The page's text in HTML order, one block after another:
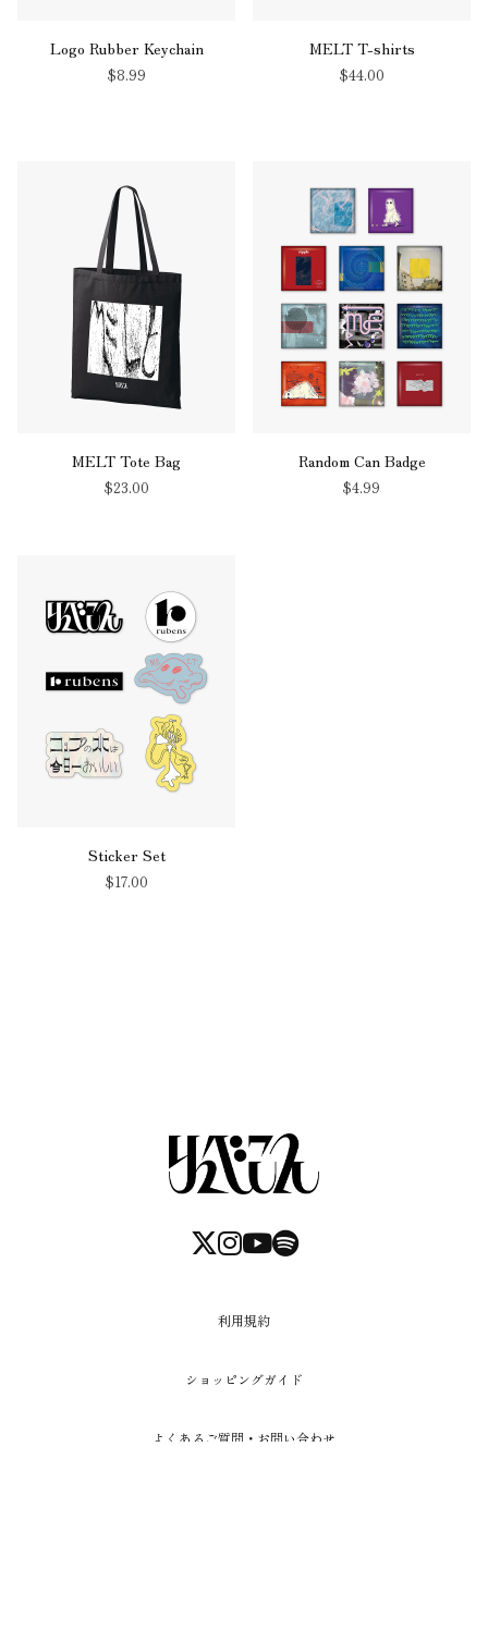
Logo Rubber Keychain
$‌8.99
MELT T-shirts
$‌44.00
MELT Tote Bag
$‌23.00
Random Can Badge
$‌4.99
Sticker Set
$‌17.00
利用規約
ショッピングガイド
よくあるご質問・お問い合わせ